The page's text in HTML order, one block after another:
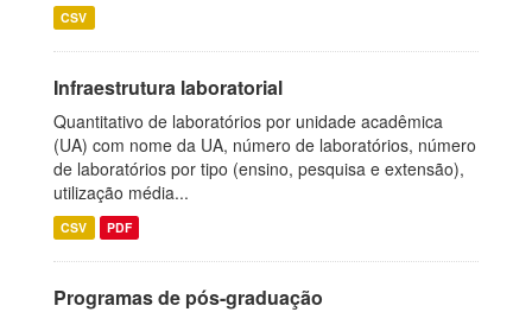
CSV
Infraestrutura laboratorial
Quantitativo de laboratórios por unidade acadêmica
(UA) com nome da UA, número de laboratórios, número
de laboratórios por tipo (ensino, pesquisa e extensão),
utilização média...
CSV PDF
Programas de pós-graduação